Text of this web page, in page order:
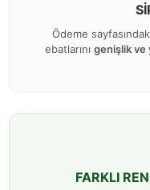
Ödeme
ebatlarını genişlik ve
FARKLI